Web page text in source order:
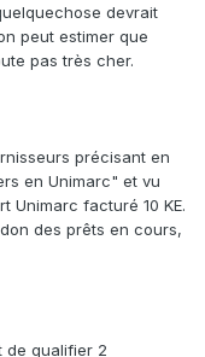
devrait
peut estimer que
pas très cher.
précisant en
en Unimarc" et vu
Unimarc facturé 10 KE.
des prêts en cours,
de qualifier 2